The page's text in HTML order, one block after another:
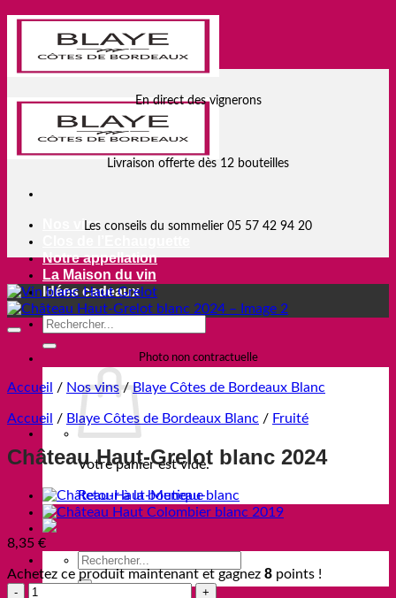
Passer
Nos vins
Notre appellation
La Maison du vin
Idées cadeaux
Votre panier est vide.
Retour à la boutique
Recherche
pour :
En direct des vignerons
Livraison offerte dès 12 bouteilles
Les conseils du sommelier 05 57 42 94 20
Photo non contractuelle
Accueil / Nos vins / Blaye Côtes de Bordeaux Blanc
Accueil / Blaye Côtes de Bordeaux Blanc / Fruité
Château Haut-Grelot blanc 2024
8,35 €
Achetez ce produit maintenant et gagnez 8 points !
quantité